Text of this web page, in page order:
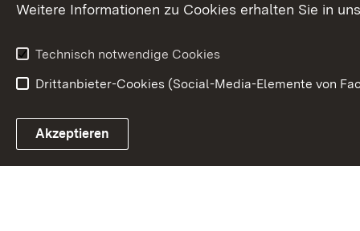
Anfahrt und Kontakt
Link zum Landesportal
Weitere Informationen zu Cookies erhalten Sie in
Technisch notwendige Cookies
Drittanbieter-Cookies (Social-Media-Elemente von
Akzeptieren